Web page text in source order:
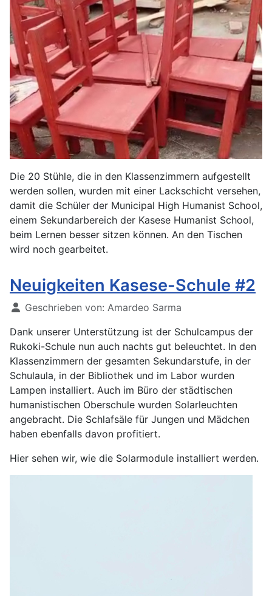
Die 20 Stühle, die in den Klassenzimmern aufgestellt
werden sollen, wurden mit einer Lackschicht versehen,
damit die Schüler der Municipal High Humanist School,
einem Sekundarbereich der Kasese Humanist School,
beim Lernen besser sitzen können. An den Tischen
wird noch gearbeitet.
Neuigkeiten Kasese-Schule #2
Geschrieben von: Amardeo Sarma
Dank unserer Unterstützung ist der Schulcampus der
Rukoki-Schule nun auch nachts gut beleuchtet. In den
Klassenzimmern der gesamten Sekundarstufe, in der
Schulaula, in der Bibliothek und im Labor wurden
Lampen installiert. Auch im Büro der städtischen
humanistischen Oberschule wurden Solarleuchten
angebracht. Die Schlafsäle für Jungen und Mädchen
haben ebenfalls davon profitiert.
Hier sehen wir, wie die Solarmodule installiert werden.